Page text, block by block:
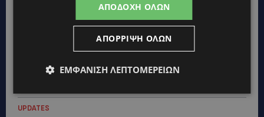
ΛΑΤΣΙΑ-ΓΕΡΙ: Στο επίκεντρο η δημιουργία δομών για
προϋποθέσεις το Κίνημα Οικολόγων
ΣΤΟ «ΚΟΚΚΙΝΟ» Η ΖΕΣΤΗ: Νέα κίτρινη προειδοποίηση και
UPDATES
ΑΠΟΔΟΧΉ ΌΛΩΝ
ΑΠΌΡΡΙΨΗ ΌΛΩΝ
ΕΜΦΆΝΙΣΗ ΛΕΠΤΟΜΕΡΕΙΏΝ